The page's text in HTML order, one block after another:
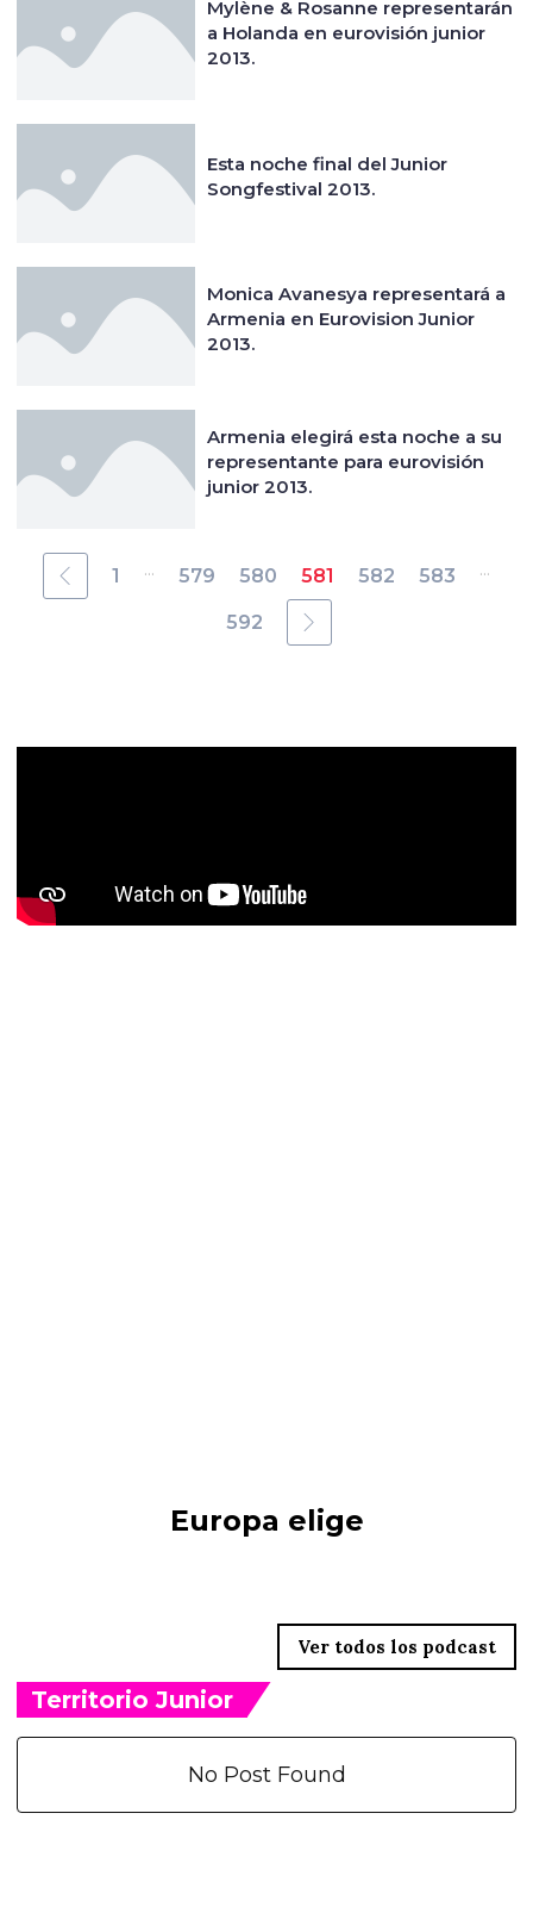
Mylène & Rosanne representarán
a Holanda en eurovisión junior
2013.
Esta noche final del Junior
Songfestival 2013.
Monica Avanesya representará a
Armenia en Eurovision Junior
2013.
Armenia elegirá esta noche a su
representante para eurovisión
junior 2013.
1 ... 579 580 581 582 583 ...
592
Europa elige
Ver todos los podcast
Territorio Junior
No Post Found